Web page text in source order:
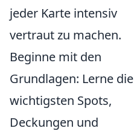
jeder Karte intensiv
vertraut zu machen.
Beginne mit den
Grundlagen: Lerne die
wichtigsten Spots,
Deckungen und